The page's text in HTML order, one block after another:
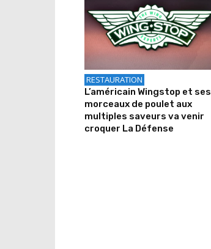
RESTAURATION
L’américain Wingstop et ses
morceaux de poulet aux
multiples saveurs va venir
croquer La Défense